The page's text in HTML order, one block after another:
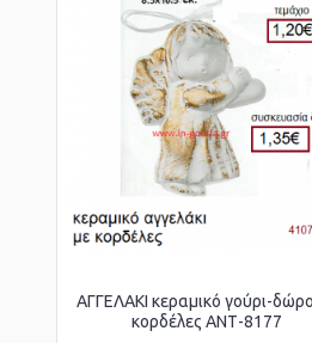
ΑΓΓΕΛΑΚΙ κεραμικό γούρι-
κορδέλες ΑΝΤ-8177